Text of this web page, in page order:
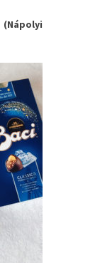
(Nápolyi